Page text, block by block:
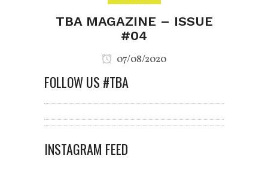
TBA MAGAZINE – ISSUE
#04
07/08/2020
FOLLOW US #TBA
INSTAGRAM FEED